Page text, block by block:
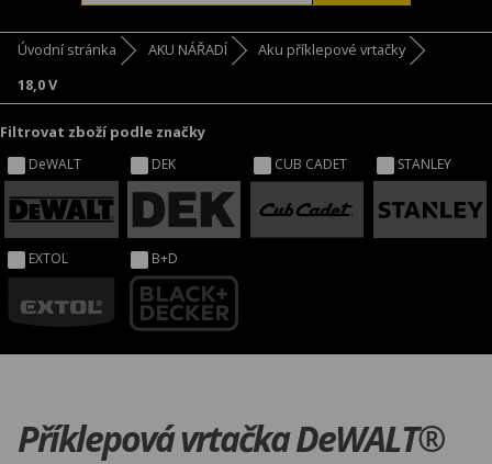
Úvodní stránka AKU NÁŘADÍ
Aku příklepové vrtačky
18,0 V
Filtrovat zboží podle značky
DeWALT DEK CUB CADET STANLEY
EXTOL B+D
Příklepová vrtačka DeWALT®